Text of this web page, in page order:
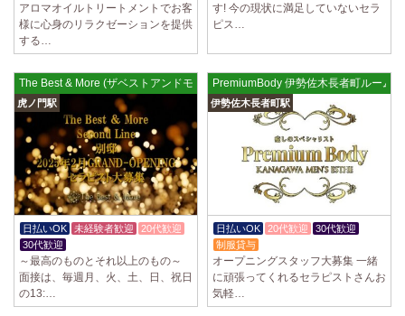
アロマオイルトリートメントでお客
様に心身のリラクゼーションを提供
する…
す! 今の現状に満足していないセラ
ピス…
The Best & More (ザベストアンドモア) 虎ノ門ルーム
虎ノ門駅
日払いOK 未経験者歓迎
20代歓迎
30代歓迎
～最高のものとそれ以上のもの～
面接は、毎週月、火、土、日、祝日
の13:…
PremiumBody 伊勢佐木長者町ルーム
伊勢佐木長者町駅
日払いOK 20代歓迎
30代歓迎
制服貸与
オープニングスタッフ大募集 一緒
に頑張ってくれるセラピストさんお
気軽…